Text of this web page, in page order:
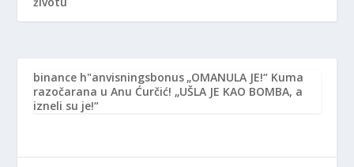
binance h"anvisningsbonus „OMANULA JE!“ Kuma
razočarana u Anu Ćurčić! „UŠLA JE KAO BOMBA, a
izneli su je!“